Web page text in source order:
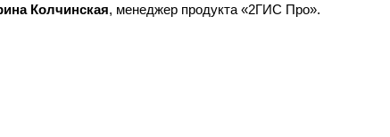
Колчинская, менеджер продукта «2ГИС Про».